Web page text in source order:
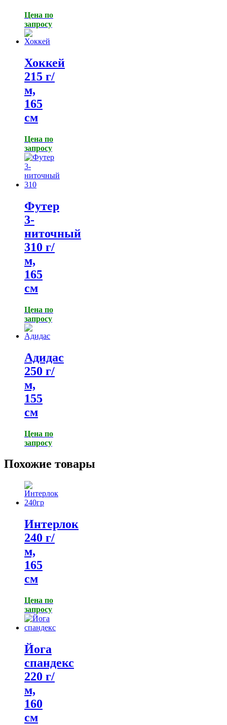
Цена по
запросу
Хоккей
215 г/
м,
165
см
Цена по
запросу
Футер
3-
ниточный
310 г/
м,
165
см
Цена по
запросу
Адидас
250 г/
м,
155
см
Цена по
запросу
Похожие товары
Интерлок
240 г/
м,
165
см
Цена по
запросу
Йога
спандекс
220 г/
м,
160
см